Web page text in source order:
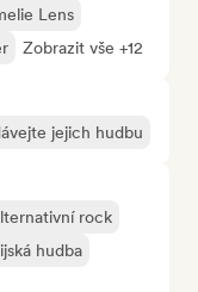
Lens
Zobrazit vše +12
jejich hudbu
rock
hudba